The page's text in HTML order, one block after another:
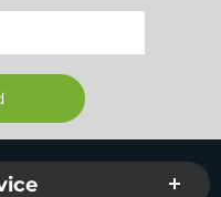
och länkar